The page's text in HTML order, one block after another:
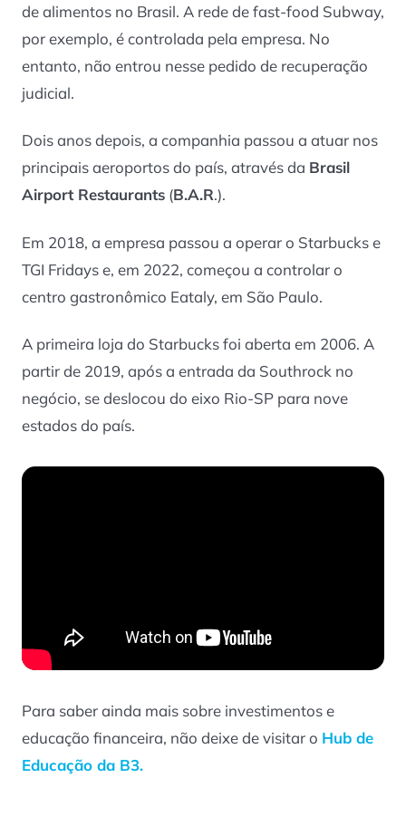
de alimentos no Brasil. A rede de fast-food Subway,
por exemplo, é controlada pela empresa. No
entanto, não entrou nesse pedido de recuperação
judicial.
Dois anos depois, a companhia passou a atuar nos
principais aeroportos do país, através da Brasil
Airport Restaurants (B.A.R.).
Em 2018, a empresa passou a operar o Starbucks e
TGI Fridays e, em 2022, começou a controlar o
centro gastronômico Eataly, em São Paulo.
A primeira loja do Starbucks foi aberta em 2006. A
partir de 2019, após a entrada da Southrock no
negócio, se deslocou do eixo Rio-SP para nove
estados do país.
Para saber ainda mais sobre investimentos e
educação financeira, não deixe de visitar o Hub de
Educação da B3.